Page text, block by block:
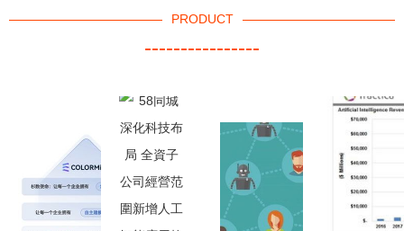
PRODUCT
----------------